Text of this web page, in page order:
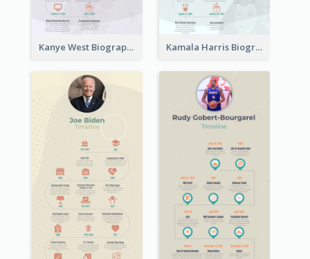
Kanye West Biography Timeline Kamala Harris Biography Timeline